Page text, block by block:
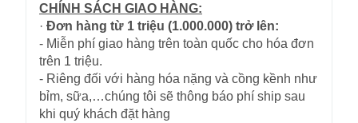
CHÍNH SÁCH GIAO HÀNG:
· Đơn hàng từ 1 triệu (1.000.000) trở lên:
- Miễn phí giao hàng trên toàn quốc cho hóa đơn
trên 1 triệu.
- Riêng đối với hàng hóa nặng và cồng kềnh như
bỉm, sữa,…chúng tôi sẽ thông báo phí ship sau
khi quý khách đặt hàng